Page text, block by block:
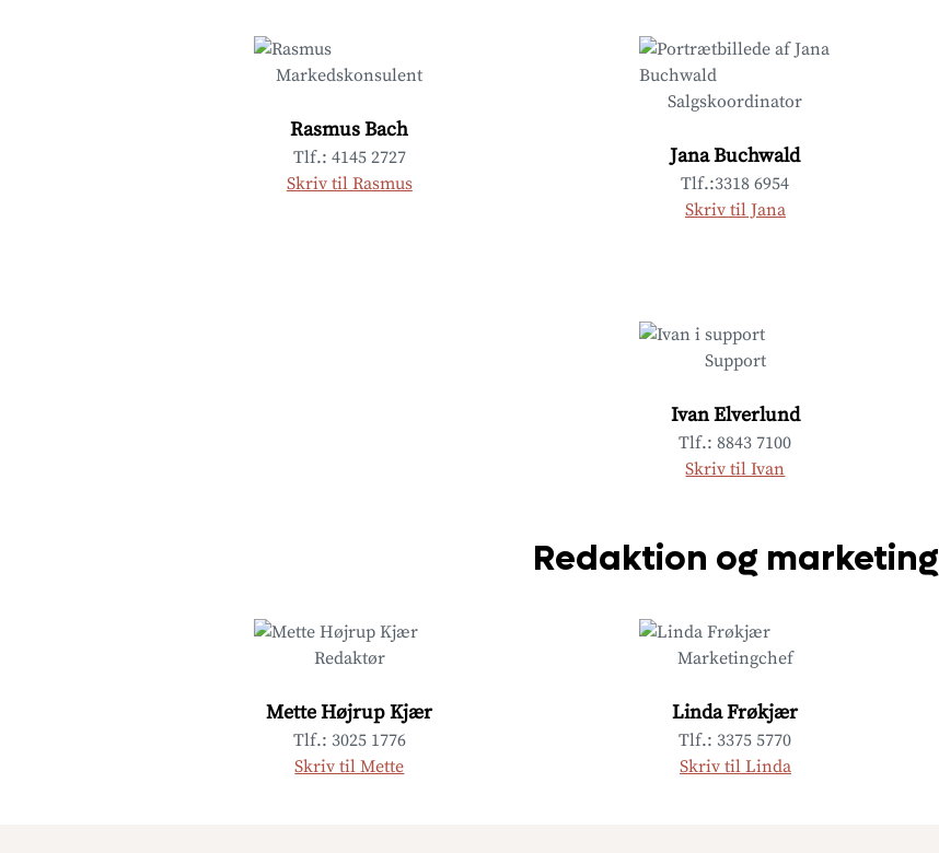
Markedskonsulent
Rasmus Bach
Tlf.: 4145 2727
Skriv til Rasmus
Salgskoordinator
Jana Buchwald
Tlf.:3318 6954
Skriv til Jana
Support
Ivan Elverlund
Tlf.: 8843 7100
Skriv til Ivan
Redaktion og marketing
Redaktør
Mette Højrup Kjær
Tlf.: 3025 1776
Skriv til Mette
Marketingchef
Linda Frøkjær
Tlf.: 3375 5770
Skriv til Linda